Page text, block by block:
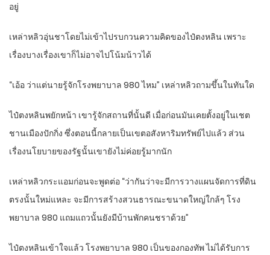
อยู่
เหล่าหลิวอุ่นชาโดยไม่เข้าไปรบกวนความคิดของไป๋ตงหลิน เพราะ
เรื่องบางเรื่องเขาก็ไม่อาจไปโน้มน้าวได้
“เอ้อ ว่าแต่นายรู้จักโรงพยาบาล 980 ไหม” เหล่าหลิวถามขึ้นในทันใด
ไป๋ตงหลินพยักหน้า เขารู้จักสถานที่นั้นดี เมื่อก่อนมันเคยตั้งอยู่ในเชต
ชานเมืองปักกิ่ง ซึ่งตอนนี้กลายเป็นเขตอสังหาริมทรัพย์ไปแล้ว ส่วน
เรื่องนโยบายของรัฐนั้นเขายังไม่ค่อยรู้มากนัก
เหล่าหลิวกระแอมก่อนจะพูดต่อ “ว่ากันว่าจะมีการวางแผนจัดการที่ดิน
ตรงนั้นใหม่แหละ จะมีการสร้างสวนธารณะขนาดใหญ่ใกล้ๆ โรง
พยาบาล 980 แถมแถวนั้นยังมีบ้านพักคนชราด้วย”
ไป๋ตงหลินเข้าใจแล้ว โรงพยาบาล 980 เป็นของกองทัพ ไม่ได้รับการ